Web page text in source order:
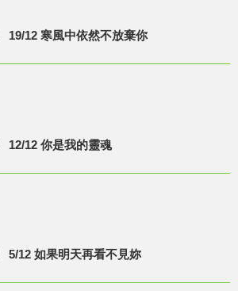
19/12 寒風中依然不放棄你
12/12 你是我的靈魂
5/12 如果明天再看不見妳